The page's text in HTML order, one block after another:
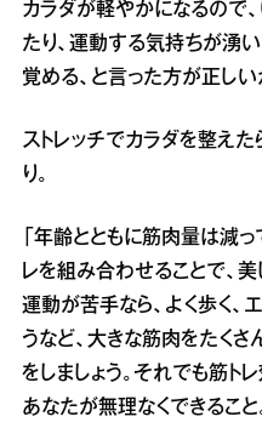
カラダが軽やかになるので
たり、運動する気持ちが湧い
覚める、と言った方が正しい
ストレッチでカラダを整え
り。
「年齢とともに筋肉量は減っ
レを組み合わせることで、
運動が苦手なら、よく歩く、
うなど、大きな筋肉をたく
をしましょう。それでも筋ト
あなたが無理なくできること